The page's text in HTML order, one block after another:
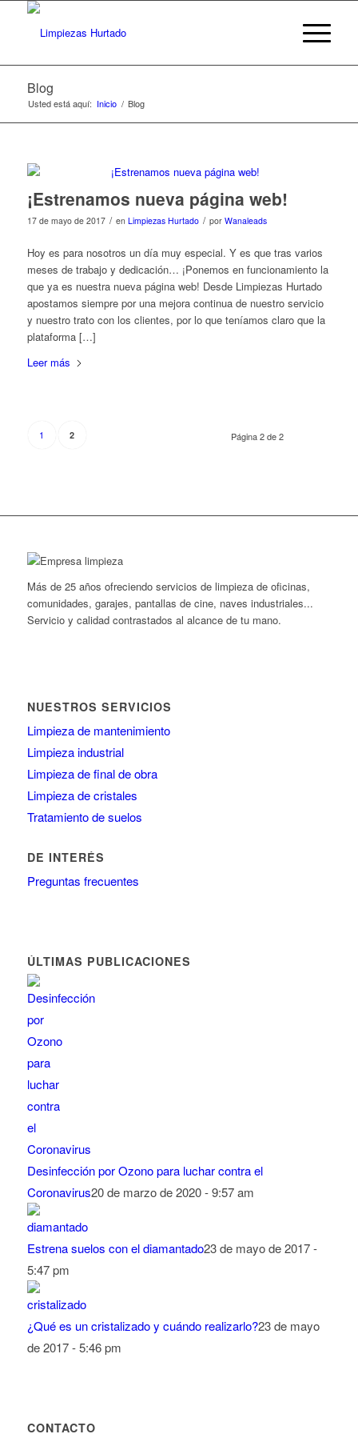
Blog
Usted está aquí: Inicio / Blog
¡Estrenamos nueva página web!
17 de mayo de 2017 / en Limpiezas Hurtado / por Wanaleads
Hoy es para nosotros un día muy especial. Y es que tras varios
meses de trabajo y dedicación… ¡Ponemos en funcionamiento la
que ya es nuestra nueva página web! Desde Limpiezas Hurtado
apostamos siempre por una mejora continua de nuestro servicio
y nuestro trato con los clientes, por lo que teníamos claro que la
plataforma […]
Leer más
Página 2 de 2
1 2
Más de 25 años ofreciendo servicios de limpieza de oficinas,
comunidades, garajes, pantallas de cine, naves industriales...
Servicio y calidad contrastados al alcance de tu mano.
NUESTROS SERVICIOS
Limpieza de mantenimiento
Limpieza industrial
Limpieza de final de obra
Limpieza de cristales
Tratamiento de suelos
DE INTERÉS
Preguntas frecuentes
ÚLTIMAS PUBLICACIONES
Desinfección por Ozono para luchar contra el
Coronavirus20 de marzo de 2020 - 9:57 am
Estrena suelos con el diamantado23 de mayo de 2017 -
5:47 pm
¿Qué es un cristalizado y cuándo realizarlo?23 de mayo
de 2017 - 5:46 pm
CONTACTO